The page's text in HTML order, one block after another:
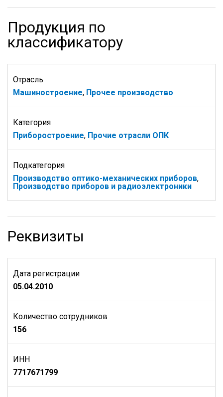
Продукция по
классификатору
Отрасль
Машиностроение, Прочее производство
Категория
Приборостроение, Прочие отрасли ОПК
Подкатегория
Производство оптико-механических приборов,
Производство приборов и радиоэлектроники
Реквизиты
Дата регистрации
05.04.2010
Количество сотрудников
156
ИНН
7717671799